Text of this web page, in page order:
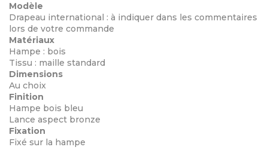
Modèle
Drapeau international : à indiquer dans les commentaires
lors de votre commande
Matériaux
Hampe : bois
Tissu : maille standard
Dimensions
Au choix
Finition
Hampe bois bleu
Lance aspect bronze
Fixation
Fixé sur la hampe